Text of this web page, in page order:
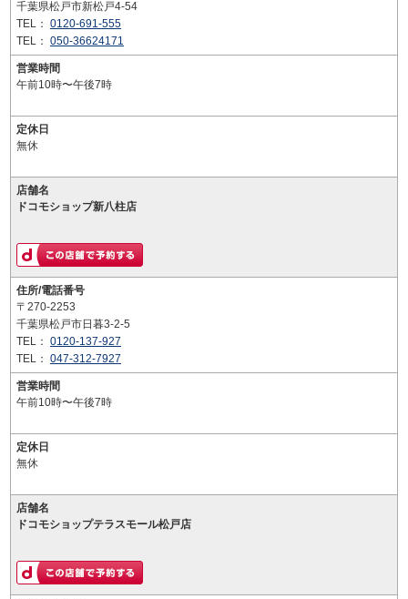
千葉県松戸市新松戸4-54
TEL： 0120-691-555
TEL： 050-36624171
営業時間
午前10時〜午後7時
定休日
無休
店舗名
ドコモショップ新八柱店
住所/電話番号
〒270-2253
千葉県松戸市日暮3-2-5
TEL： 0120-137-927
TEL： 047-312-7927
営業時間
午前10時〜午後7時
定休日
無休
店舗名
ドコモショップテラスモール松戸店